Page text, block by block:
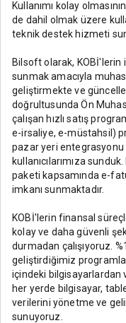
Kullanımı kolay
de dahil olmak üzere
teknik destek hizmeti
Bilsoft olarak, KOBİ'lerin
sunmak amacıyla
geliştirmekte ve
doğrultusunda Ön
çalışan hızlı satış
e-irsaliye, e-müstahsil)
pazar yeri entegrasyonu
kullanıcılarımıza
paketi kapsamında e-
imkanı sunmaktadır.
KOBİ'lerin finansal
kolay ve daha güvenli
durmadan çalışıyoruz.
geliştirdiğimiz
içindeki bilgisayarlardan
her yerde bilgisayar,
verilerini yönetme ve
sunuyoruz.